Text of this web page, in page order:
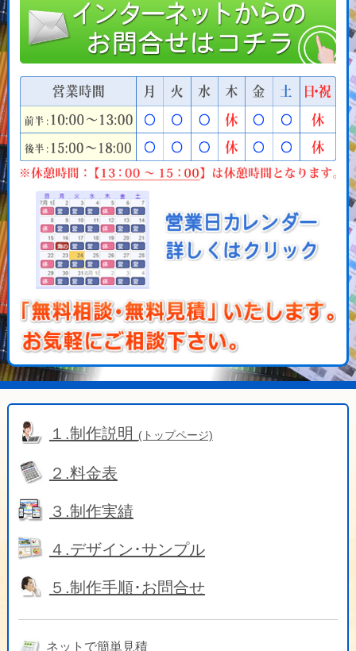
１.制作説明 (トップページ)
２.料金表
３.制作実績
４.デザイン･サンプル
５.制作手順･お問合せ
ネットで簡単見積